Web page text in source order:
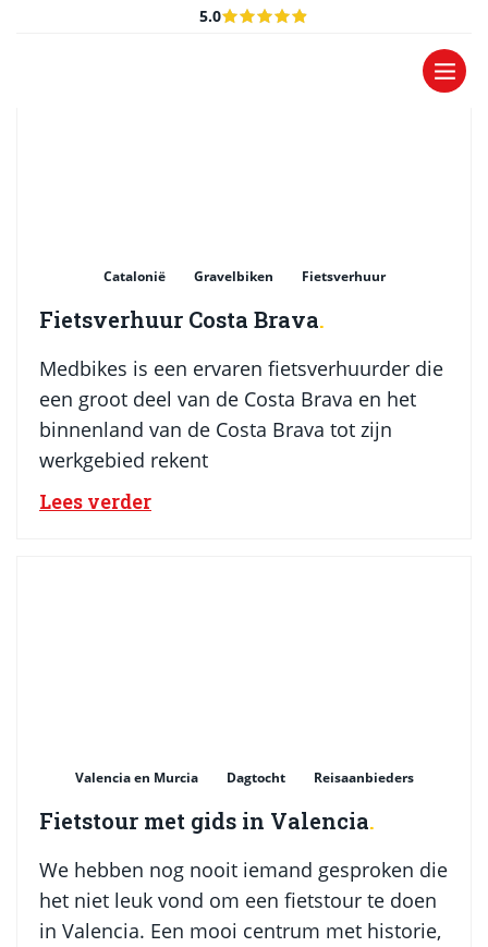
5.0
artikelen.
Catalonië Gravelbiken Fietsverhuur
Fietsverhuur Costa Brava
Medbikes is een ervaren fietsverhuurder die
een groot deel van de Costa Brava en het
binnenland van de Costa Brava tot zijn
werkgebied rekent
Lees verder
Valencia en Murcia Dagtocht Reisaanbieders
Fietstour met gids in Valencia
We hebben nog nooit iemand gesproken die
het niet leuk vond om een fietstour te doen
in Valencia. Een mooi centrum met historie,